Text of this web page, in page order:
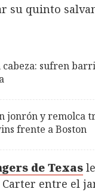
su quinto
cabeza: sufren
jonrón y remolca
frente a Boston
de Texas
entre el